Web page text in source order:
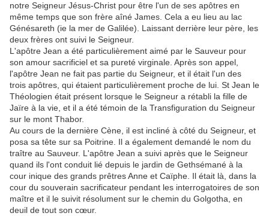
notre Seigneur Jésus-Christ pour être l'un de ses apôtres en
même temps que son frère aîné James. Cela a eu lieu au lac
Génésareth (ie la mer de Galilée). Laissant derrière leur père, les
deux frères ont suivi le Seigneur.
L'apôtre Jean a été particulièrement aimé par le Sauveur pour
son amour sacrificiel et sa pureté virginale. Après son appel,
l'apôtre Jean ne fait pas partie du Seigneur, et il était l'un des
trois apôtres, qui étaient particulièrement proche de lui. St Jean le
Théologien était présent lorsque le Seigneur a rétabli la fille de
Jaïre à la vie, et il a été témoin de la Transfiguration du Seigneur
sur le mont Thabor.
Au cours de la dernière Cène, il est incliné à côté du Seigneur, et
posa sa tête sur sa Poitrine. Il a également demandé le nom du
traître au Sauveur. L'apôtre Jean a suivi après que le Seigneur
quand ils l'ont conduit lié depuis le jardin de Gethsémané à la
cour inique des grands prêtres Anne et Caïphe. Il était là, dans la
cour du souverain sacrificateur pendant les interrogatoires de son
maître et il le suivit résolument sur le chemin du Golgotha, en
deuil de tout son cœur.